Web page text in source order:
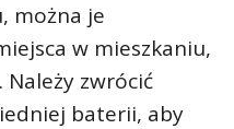
można je
w mieszkaniu,
zwrócić
baterii, aby